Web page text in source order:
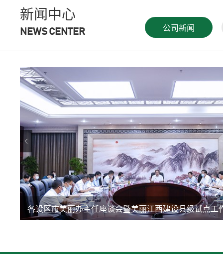
新闻中心
NEWS CENTER 公司新闻